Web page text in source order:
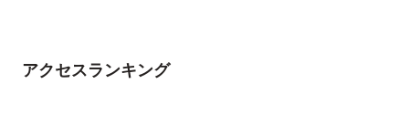
アクセスランキング